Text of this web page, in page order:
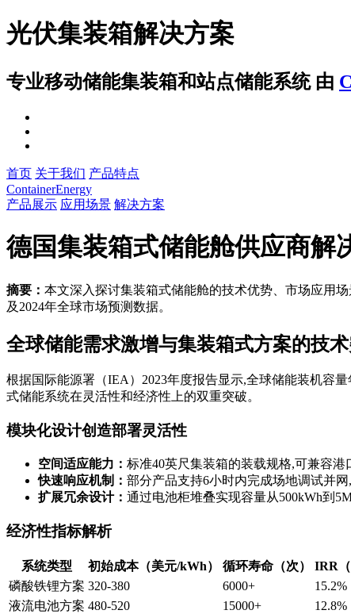
光伏集装箱解决方案
专业移动储能集装箱和站点储能系统 由
首页 关于我们 产品特点
ContainerEnergy
产品展示 应用场景 解决方案
德国集装箱式储能舱供应商解
摘要： 本文深入探讨集装箱式储能舱的技术优势、市场应用
及2024年全球市场预测数据。
全球储能需求激增与集装箱式方案的技
根据国际能源署（IEA）2023年度报告显示,全球储能装机容
式储能系统在灵活性和经济性上的双重突破。
模块化设计创造部署灵活性
空间适应能力： 标准40英尺集装箱的装载规格,可兼容
快速响应机制： 部分产品支持6小时内完成场地调试并
扩展冗余设计： 通过电池柜堆叠实现容量从500kWh到
经济性指标解析
系统类型 初始成本（美元/kWh） 循环寿命（次）
IRR（
磷酸铁锂方案 320-380 6000+
15.2%
液流电池方案 480-520 15000+ 12.8%